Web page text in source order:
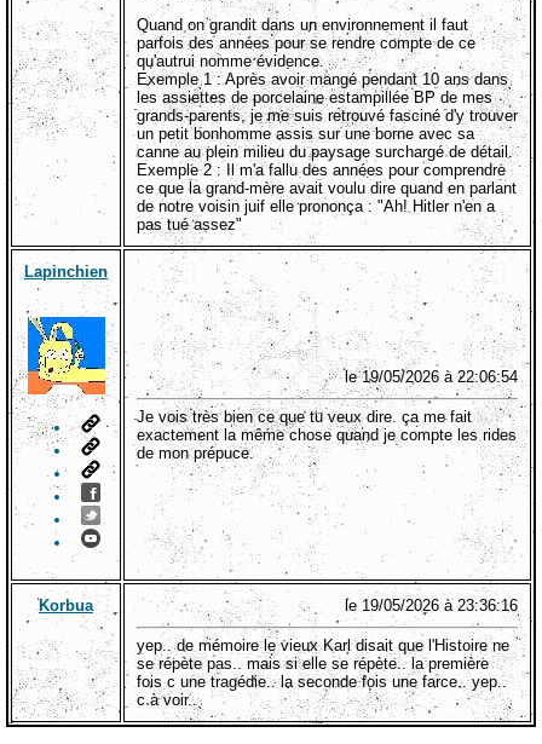
Quand on grandit dans un environnement il faut
parfois des années pour se rendre compte de ce
qu'autrui nomme évidence.
Exemple 1 : Après avoir mangé pendant 10 ans dans
les assiettes de porcelaine estampillée BP de mes
grands-parents, je me suis retrouvé fasciné d'y trouver
un petit bonhomme assis sur une borne avec sa
canne au plein milieu du paysage surchargé de détail.
Exemple 2 : Il m'a fallu des années pour comprendre
ce que la grand-mère avait voulu dire quand en parlant
de notre voisin juif elle prononça : "Ah! Hitler n'en a
pas tué assez"
Lapinchien
le 19/05/2026 à 22:06:54
Je vois très bien ce que tu veux dire. ça me fait
exactement la même chose quand je compte les rides
de mon prépuce.
Korbua le 19/05/2026 à 23:36:16
yep.. de mémoire le vieux Karl disait que l'Histoire ne
se répète pas.. mais si elle se répète.. la première
fois c une tragédie.. la seconde fois une farce.. yep..
c à voir..